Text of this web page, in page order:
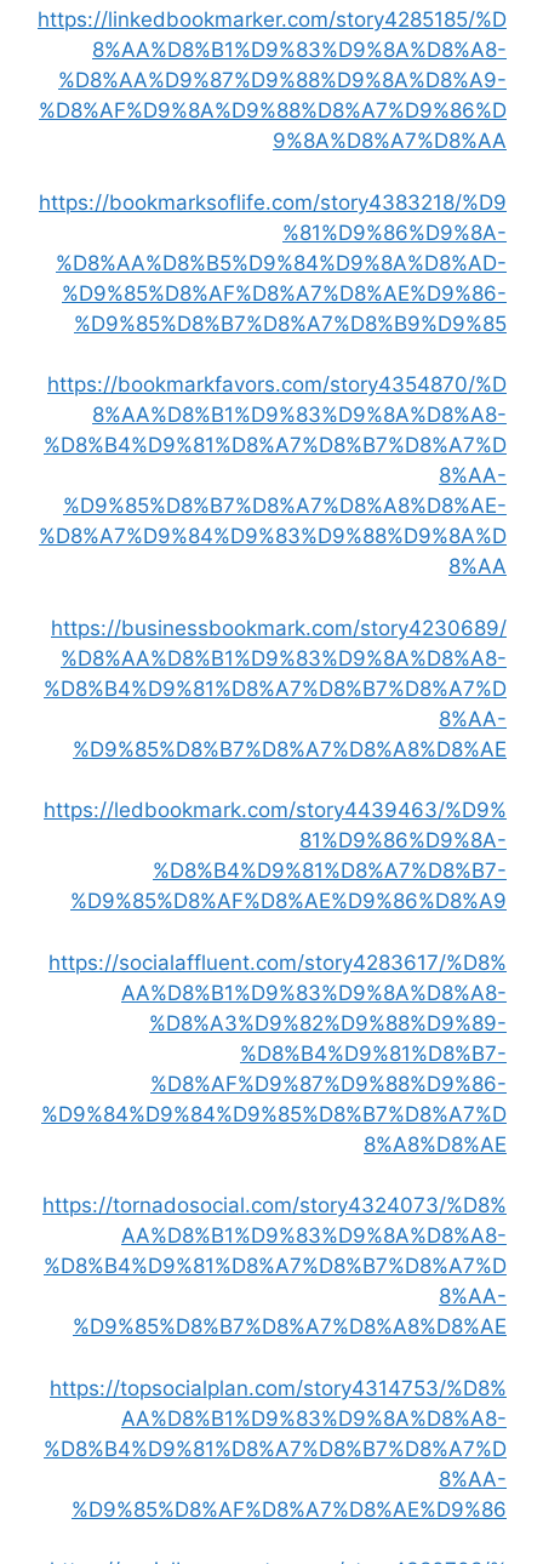
https://linkedbookmarker.com/story4285185/%D
8%AA%D8%B1%D9%83%D9%8A%D8%A8-
%D8%AA%D9%87%D9%88%D9%8A%D8%A9-
%D8%AF%D9%8A%D9%88%D8%A7%D9%86%D
9%8A%D8%A7%D8%AA
https://bookmarksoflife.com/story4383218/%D9
%81%D9%86%D9%8A-
%D8%AA%D8%B5%D9%84%D9%8A%D8%AD-
%D9%85%D8%AF%D8%A7%D8%AE%D9%86-
%D9%85%D8%B7%D8%A7%D8%B9%D9%85
https://bookmarkfavors.com/story4354870/%D
8%AA%D8%B1%D9%83%D9%8A%D8%A8-
%D8%B4%D9%81%D8%A7%D8%B7%D8%A7%D
8%AA-
%D9%85%D8%B7%D8%A7%D8%A8%D8%AE-
%D8%A7%D9%84%D9%83%D9%88%D9%8A%D
8%AA
https://businessbookmark.com/story4230689/
%D8%AA%D8%B1%D9%83%D9%8A%D8%A8-
%D8%B4%D9%81%D8%A7%D8%B7%D8%A7%D
8%AA-
%D9%85%D8%B7%D8%A7%D8%A8%D8%AE
https://ledbookmark.com/story4439463/%D9%
81%D9%86%D9%8A-
%D8%B4%D9%81%D8%A7%D8%B7-
%D9%85%D8%AF%D8%AE%D9%86%D8%A9
https://socialaffluent.com/story4283617/%D8%
AA%D8%B1%D9%83%D9%8A%D8%A8-
%D8%A3%D9%82%D9%88%D9%89-
%D8%B4%D9%81%D8%B7-
%D8%AF%D9%87%D9%88%D9%86-
%D9%84%D9%84%D9%85%D8%B7%D8%A7%D
8%A8%D8%AE
https://tornadosocial.com/story4324073/%D8%
AA%D8%B1%D9%83%D9%8A%D8%A8-
%D8%B4%D9%81%D8%A7%D8%B7%D8%A7%D
8%AA-
%D9%85%D8%B7%D8%A7%D8%A8%D8%AE
https://topsocialplan.com/story4314753/%D8%
AA%D8%B1%D9%83%D9%8A%D8%A8-
%D8%B4%D9%81%D8%A7%D8%B7%D8%A7%D
8%AA-
%D9%85%D8%AF%D8%A7%D8%AE%D9%86